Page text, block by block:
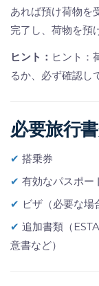
あれば預け荷物を
完了し、荷物を預
ヒント： ヒント：
るか、必ず確認し
必要旅行
✔ 搭乗券
✔ 有効なパスポー
✔ ビザ（必要な場
✔ 追加書類（
意書など）